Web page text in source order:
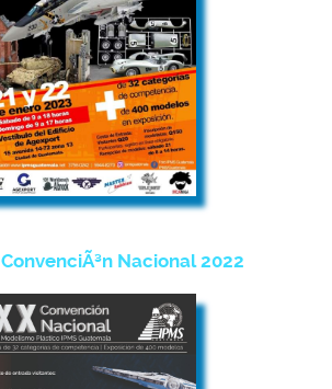
ConvenciÃ³n Nacional 2022